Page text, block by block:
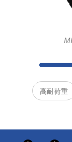
高耐荷重